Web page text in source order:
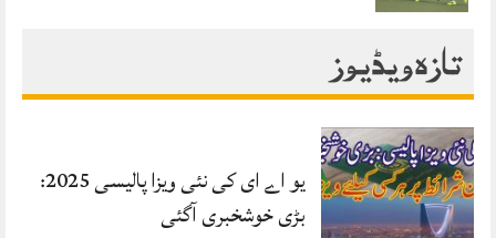
تازہ ویڈیوز
یو اے ای کی نئی ویزا پالیسی 2025:
بڑی خوشخبری آگئی